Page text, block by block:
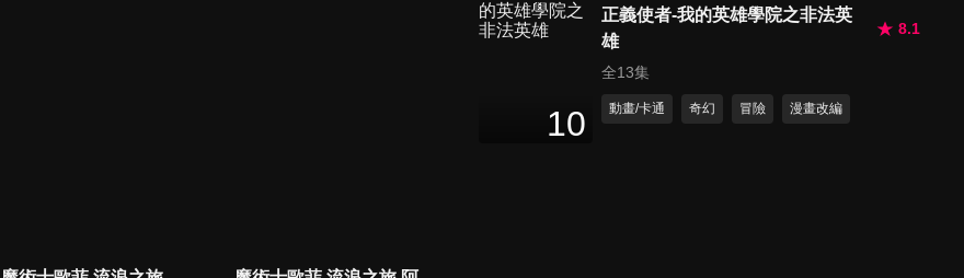
10
正義使者-我的英雄學院之非法英
雄
8.1
全13集
動畫/卡通 奇幻 冒險 漫畫改編